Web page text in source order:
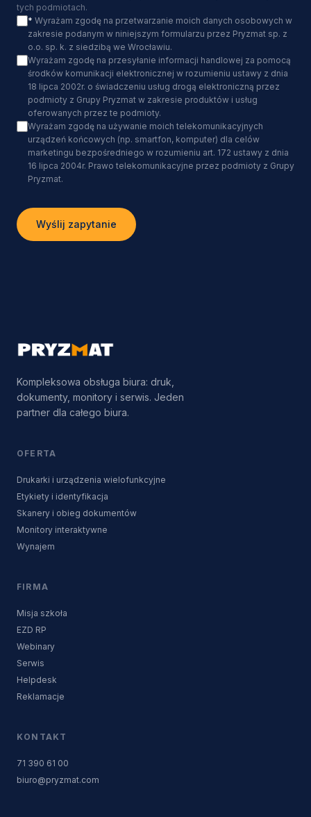
tych podmiotach.
* Wyrażam zgodę na przetwarzanie moich danych osobowych w
zakresie podanym w niniejszym formularzu przez Pryzmat sp. z
o.o. sp. k. z siedzibą we Wrocławiu.
Wyrażam zgodę na przesyłanie informacji handlowej za pomocą
środków komunikacji elektronicznej w rozumieniu ustawy z dnia
18 lipca 2002r. o świadczeniu usług drogą elektroniczną przez
podmioty z Grupy Pryzmat w zakresie produktów i usług
oferowanych przez te podmioty.
Wyrażam zgodę na używanie moich telekomunikacyjnych
urządzeń końcowych (np. smartfon, komputer) dla celów
marketingu bezpośredniego w rozumieniu art. 172 ustawy z dnia
16 lipca 2004r. Prawo telekomunikacyjne przez podmioty z Grupy
Pryzmat.
Wyślij zapytanie
Kompleksowa obsługa biura: druk,
dokumenty, monitory i serwis. Jeden
partner dla całego biura.
OFERTA
Drukarki i urządzenia wielofunkcyjne
Etykiety i identyfikacja
Skanery i obieg dokumentów
Monitory interaktywne
Wynajem
FIRMA
Misja szkoła
EZD RP
Webinary
Serwis
Helpdesk
Reklamacje
KONTAKT
71 390 61 00
biuro@pryzmat.com